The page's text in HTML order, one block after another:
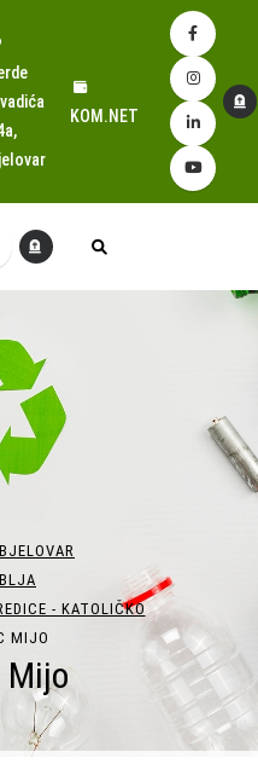
KOM.NET
Mijo
- KATOLIČKO
MIJO